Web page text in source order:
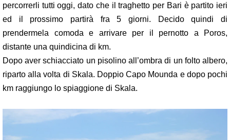
percorrerli tutti oggi, dato che il traghetto per Bari è partito ieri
ed il prossimo partirà fra 5 giorni. Decido quindi di
prendermela comoda e arrivare per il pernotto a Poros,
distante una quindicina di km.
Dopo aver schiacciato un pisolino all’ombra di un folto albero,
riparto alla volta di Skala. Doppio Capo Mounda e dopo pochi
km raggiungo lo spiaggione di Skala.